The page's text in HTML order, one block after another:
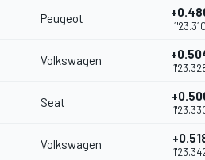
Peugeot
1'23.310
Volkswagen
Seat
Volkswagen